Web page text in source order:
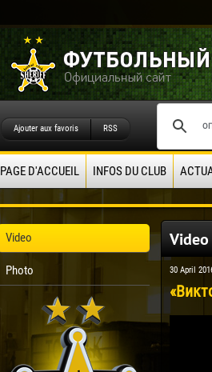
Ajouter aux favoris RSS
PAGE D'ACCUEIL INFOS DU CLUB
Video
Photo
Video
30 April